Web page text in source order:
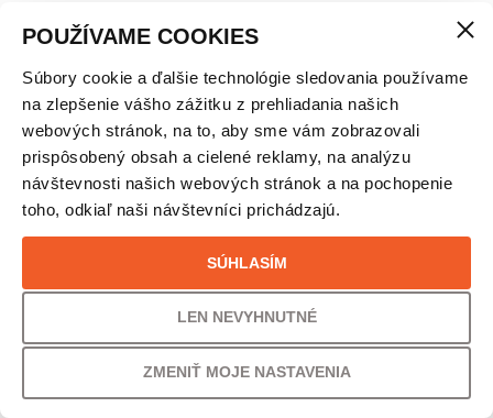
POUŽÍVAME COOKIES
Súbory cookie a ďalšie technológie sledovania používame
na zlepšenie vášho zážitku z prehliadania našich
webových stránok, na to, aby sme vám zobrazovali
prispôsobený obsah a cielené reklamy, na analýzu
návštevnosti našich webových stránok a na pochopenie
toho, odkiaľ naši návštevníci prichádzajú.
SÚHLASÍM
LEN NEVYHNUTNÉ
ZMENIŤ MOJE NASTAVENIA
X-SOCKS® RUN DISCOVER CREW – UNISEX
VEĽKOSŤ
39/41
22,00 €
s DPH bez DPH